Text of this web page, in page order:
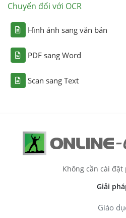
Chuyển đổi với OCR
Hình ảnh sang văn bản
PDF sang Word
Scan sang Text
Không cần cài đặt
Giải
Giáo